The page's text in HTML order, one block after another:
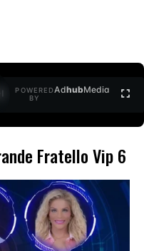
POWERED
BY
AdhubMedia
Fratello Vip 6